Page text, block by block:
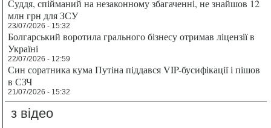
Суддя, спійманий на незаконному збагаченні, не знайшов 12
млн грн для ЗСУ
23/07/2026 - 15:32
Болгарський воротила грального бізнесу отримав ліцензії в
Україні
22/07/2026 - 12:59
Син соратника кума Путіна піддався VIP-бусифікації і пішов
в СЗЧ
21/07/2026 - 15:32
з відео